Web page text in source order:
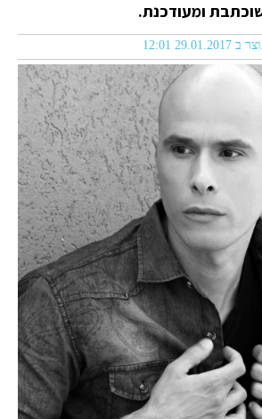
ומעודכנת.
ב 29.01.2017 12:01